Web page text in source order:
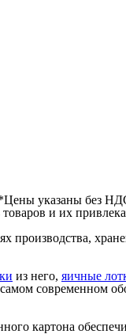
указаны без
и их
производства,
из него, яичные
современном
картона